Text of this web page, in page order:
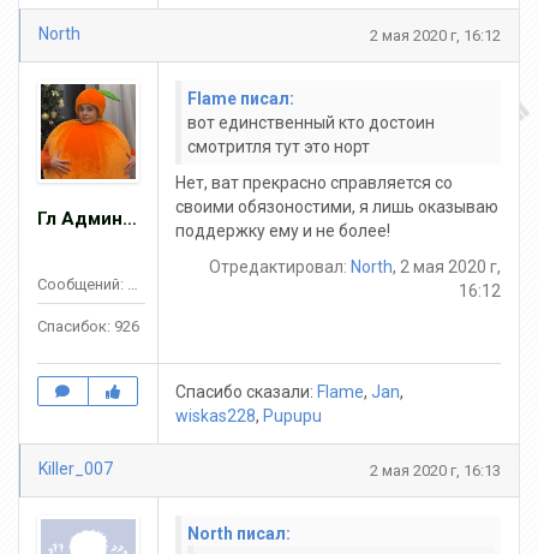
North 2 мая 2020 г, 16:12
Гл Админ ZOMBIE
Сообщений: 2467
Спасибок: 926
Flame писал:
вот единственный кто достоин
смотритля тут это норт
Нет, ват прекрасно справляется со
своими обязоностими, я лишь оказываю
поддержку ему и не более!
Отредактировал: North, 2 мая 2020 г,
16:12
Спасибо сказали: Flame, Jan,
wiskas228, Pupupu
Killer_007 2 мая 2020 г, 16:13
North писал: